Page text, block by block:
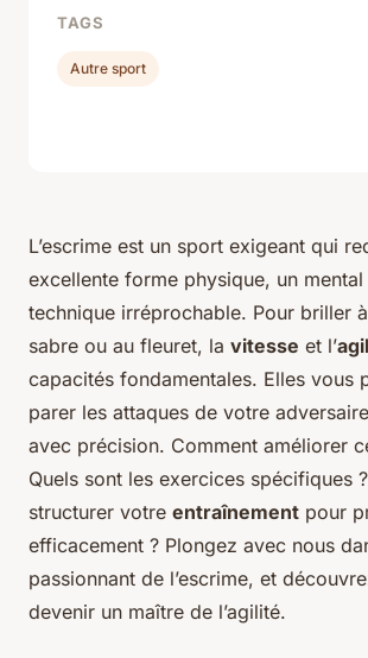
L’escrime est un sport exigeant qui
excellente forme physique, un mental
technique irréprochable. Pour briller à
sabre ou au fleuret, la vitesse et l’
capacités fondamentales. Elles vous
parer les attaques de votre
avec précision. Comment améliorer
Quels sont les exercices spécifiques
structurer votre entraînement pour
efficacement ? Plongez avec nous
passionnant de l’escrime, et
devenir un maître de l’agilité.
TAGS
Autre sport